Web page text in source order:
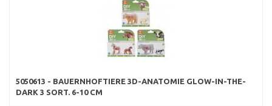
5050613 - BAUERNHOFTIERE 3D-ANATOMIE GLOW-IN-THE-
DARK 3 SORT. 6-10 CM